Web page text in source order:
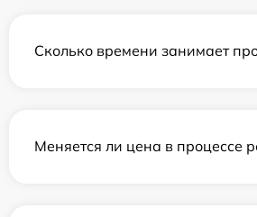
Сколько времени занимает
Меняется ли цена в процессе